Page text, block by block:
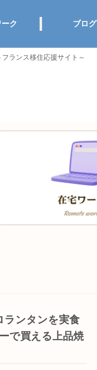
ランス移住応援サイト～
ク ブログ
ンタンを実食
で買える上品焼